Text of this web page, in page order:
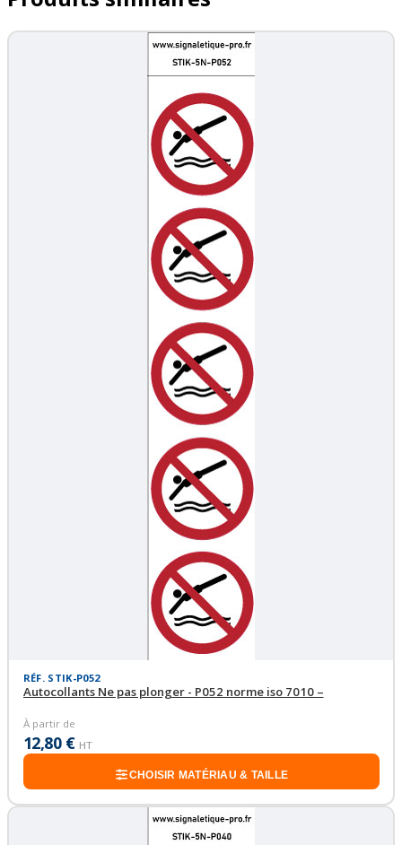
RÉF. STIK-P052
Autocollants Ne pas plonger - P052 norme iso 7010 –
À partir de
12,80 € HT
CHOISIR MATÉRIAU & TAILLE